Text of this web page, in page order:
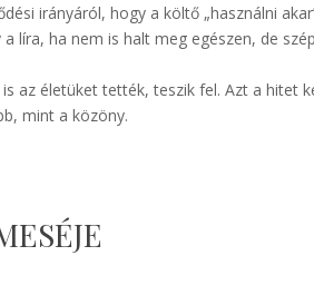
irányáról, hogy a költő „használni
líra, ha nem is halt meg egészen, de
az életüket tették, teszik fel. Azt a hitet
mint a közöny.